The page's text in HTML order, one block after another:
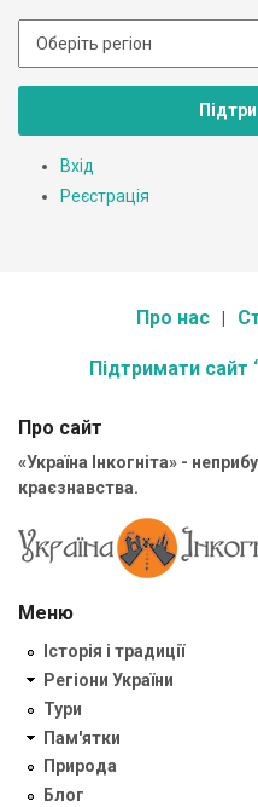
Вхід
Реєстрація
Про нас
Підтримати сайт
Про сайт
«Україна Інкогніта» -
краєзнавства.
Меню
Історія і традиції
Регіони України
Тури
Пам'ятки
Природа
Блог